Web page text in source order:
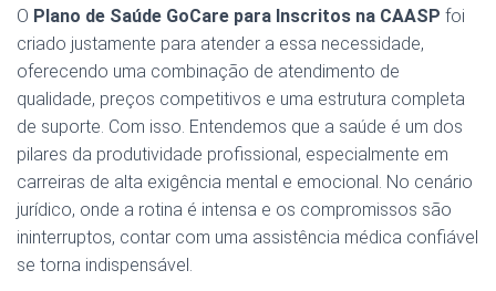
O Plano de Saúde GoCare para Inscritos na CAASP foi
criado justamente para atender a essa necessidade,
oferecendo uma combinação de atendimento de
qualidade, preços competitivos e uma estrutura completa
de suporte. Com isso. Entendemos que a saúde é um dos
pilares da produtividade profissional, especialmente em
carreiras de alta exigência mental e emocional. No cenário
jurídico, onde a rotina é intensa e os compromissos são
ininterruptos, contar com uma assistência médica confiável
se torna indispensável.